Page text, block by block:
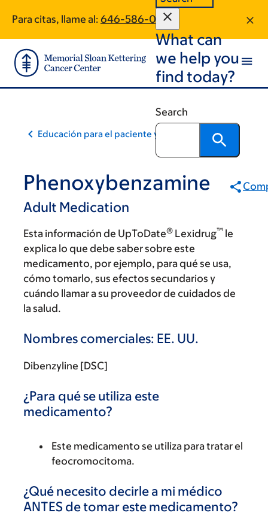
main
content
footer
Para citas, llame al: 646-586-0601
What can
we help you
find today?
Search
Educación para el paciente y la comunidad
Phenoxybenzamine
Adult Medication
Esta información de UpToDate® Lexidrug™ le
explica lo que debe saber sobre este
medicamento, por ejemplo, para qué se usa,
cómo tomarlo, sus efectos secundarios y
cuándo llamar a su proveedor de cuidados de
la salud.
Nombres comerciales: EE. UU.
Dibenzyline [DSC]
¿Para qué se utiliza este
medicamento?
Este medicamento se utiliza para tratar el
feocromocitoma.
¿Qué necesito decirle a mi médico
ANTES de tomar este medicamento?